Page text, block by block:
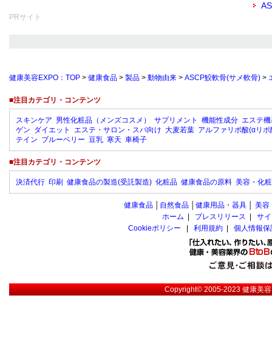
PRサイト
健康美容EXPO：TOP > 健康食品 > 製品 > 動物由来 > ASCP鮫軟骨(サメ軟骨) >
■注目カテゴリ・コンテンツ
スキンケア 男性化粧品（メンズコスメ） サプリメント 機能性成分 エステ
ゲン ダイエット エステ・サロン・スパ向け 大麦若葉 アルファリポ酸(αリポ
テイン ブルーベリー 豆乳 寒天 車椅子
■注目カテゴリ・コンテンツ
決済代行 印刷 健康食品の製造(受託製造) 化粧品 健康食品の原料 美容・化
健康食品 自然食品 健康用品・器具 美容
ホーム
プレスリリース
サ
Cookieポリシー
利用規約 個人情報
Copyright© 2005-2023健康美